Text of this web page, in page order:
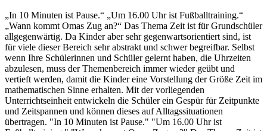
„In 10 Minuten ist Pause.“ „Um 16.00 Uhr ist Fußballtraining.“
„Wann kommt Omas Zug an?“ Das Thema Zeit ist für Grundschüler
allgegenwärtig. Da Kinder aber sehr gegenwartsorientiert sind, ist
für viele dieser Bereich sehr abstrakt und schwer begreifbar. Selbst
wenn Ihre Schülerinnen und Schüler gelernt haben, die Uhrzeiten
abzulesen, muss der Themenbereich immer wieder geübt und
vertieft werden, damit die Kinder eine Vorstellung der Größe Zeit im
mathematischen Sinne erhalten. Mit der vorliegenden
Unterrichtseinheit entwickeln die Schüler ein Gespür für Zeitpunkte
und Zeitspannen und können dieses auf Alltagssituationen
übertragen. "In 10 Minuten ist Pause." "Um 16.00 Uhr ist